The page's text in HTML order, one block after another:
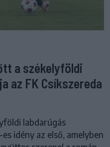
a székelyföldi
az FK Csíkszereda
labdarúgás
idény az első, amelyben